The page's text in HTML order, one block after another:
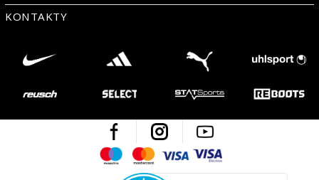
KONTAKTY
Facebook Instagram
MaestroMastercard
Visa